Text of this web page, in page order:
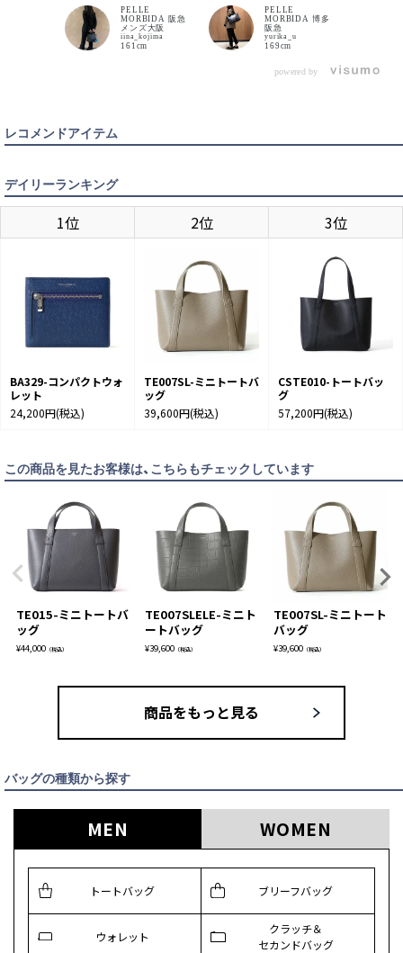
CHACOAL GRAY カートに入れる
TAUPE
バッグ。カラーバリエーション
は豊富な全6色展開となってお
りますので、お客様のお気に入
りのカラーが見つかります🎶 ち
ょっとしたお出掛けや旅行での
ミニバッグとしておすすめ！
PELLE
MORBIDA 阪急
メンズ大阪
iina_kojima
161cm
れいめどちらにも合わせやすい
ので一つあると便利です♪
PELLE
MORBIDA 博多
阪急
yurika_u
169cm
powered by
レコメンドアイテム
デイリーランキング
1位 2位 3位
BA329-コンパクトウォ
レット
24,200円(税込)
TE007SL-ミニトートバ
ッグ
39,600円(税込)
CSTE010-トートバッ
グ
57,200円(税込)
この商品を見たお客様は、こちらもチェックしています
TE015-ミニトートバ
ッグ
¥44,000 （税込）
TE007SLELE-ミニト
ートバッグ
¥39,600 （税込）
TE007SL-ミニトート
バッグ
¥39,600 （税込）
商品をもっと見る
バッグの種類から探す
MEN WOMEN
トートバッグ ブリーフバッグ
ウォレット
クラッチ＆
セカンドバッグ